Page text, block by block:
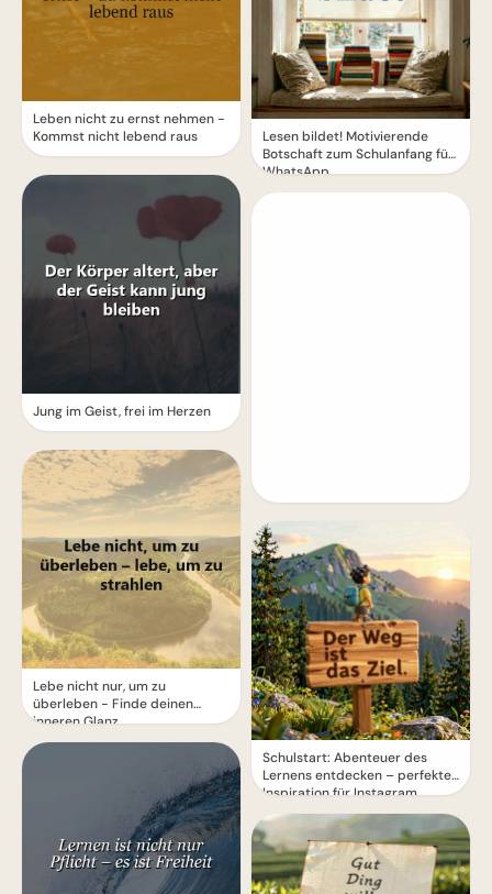
Leben nicht zu ernst nehmen -
Kommst nicht lebend raus
Jung im Geist, frei im Herzen
Lebe nicht nur, um zu
überleben - Finde deinen
inneren Glanz
Lesen bildet! Motivierende
Botschaft zum Schulanfang für
WhatsApp
Schulstart: Abenteuer des
Lernens entdecken – perfekte
Inspiration für Instagram